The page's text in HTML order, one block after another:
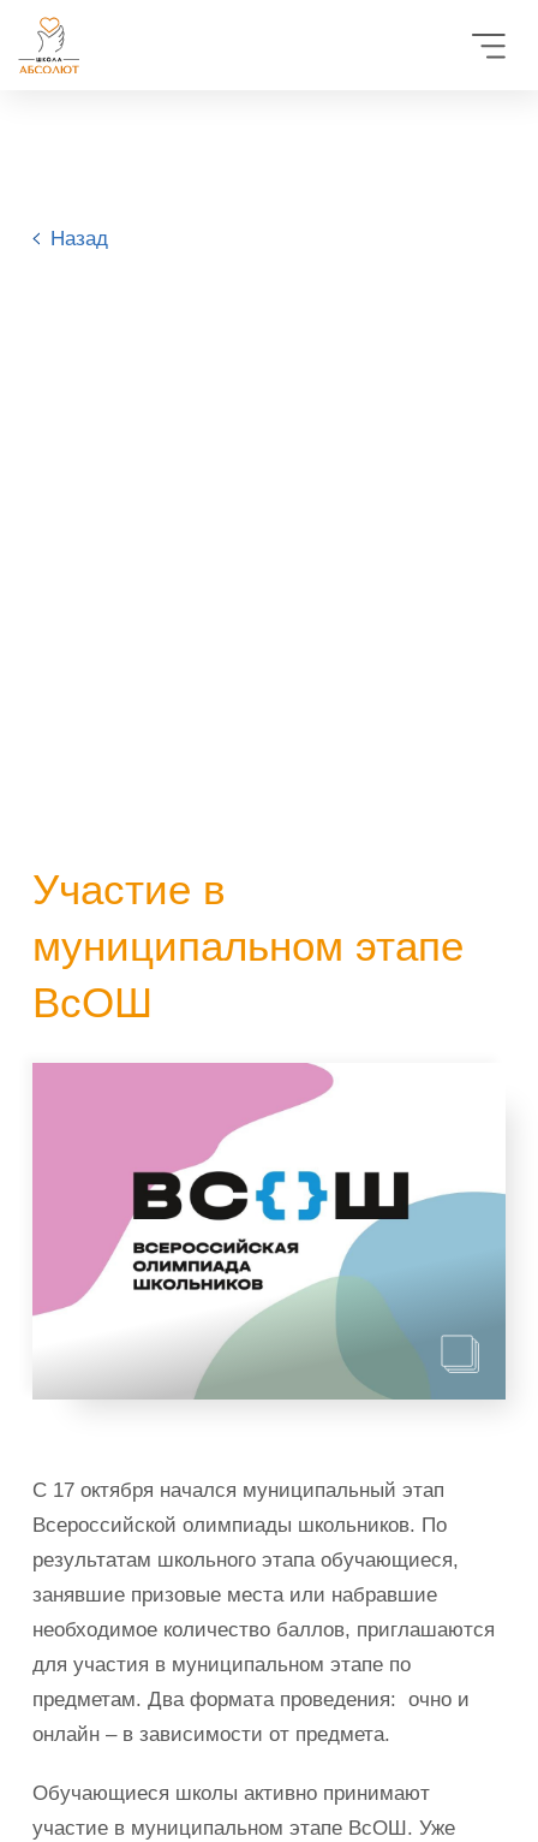
Назад
Участие в
муниципальном этапе
ВсОШ
С 17 октября начался муниципальный этап
Всероссийской олимпиады школьников. По
результатам школьного этапа обучающиеся,
занявшие призовые места или набравшие
необходимое количество баллов, приглашаются
для участия в муниципальном этапе по
предметам. Два формата проведения: очно и
онлайн – в зависимости от предмета.
Обучающиеся школы активно принимают
участие в муниципальном этапе ВсОШ. Уже